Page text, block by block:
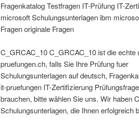
Fragenkatalog Testfragen IT-Prüfung IT-
microsoft Schulungsunterlagen ibm
Fragen originale Fragen
C_GRCAC_10 C_GRCAC_10 ist die
pruefungen.ch, falls Sie Ihre Prüfung fuer
Schulungsunterlagen auf deutsch,
it-pruefungen IT-Zertifizierung
brauchen, bitte wählen Sie uns. Wir haben
Schulungsunterlagen, die Ihnen erfolgreich